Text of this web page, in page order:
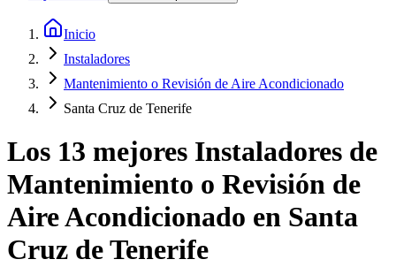
Inicio
Instaladores
Mantenimiento o Revisión de Aire Acondicionado
Santa Cruz de Tenerife
Los 13 mejores Instaladores de
Mantenimiento o Revisión de
Aire Acondicionado en Santa
Cruz de Tenerife